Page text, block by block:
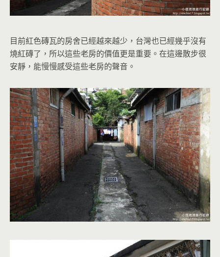
目前紅色磚瓦的房舍已經越來越少，台灣也已經幾乎沒有
燒紅磚了，所以這些老房的價值更是重要。在這邊散步很
安靜，能慢慢感受這些老房的聲音。